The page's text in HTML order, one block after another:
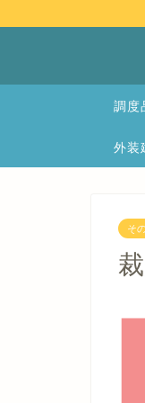
調度
外装
そ